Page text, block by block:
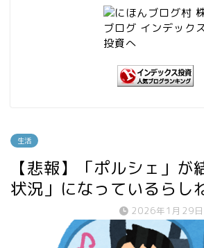
生活
【悲報】「ポルシェ」が
状況」になっているらし
2026年1月29日